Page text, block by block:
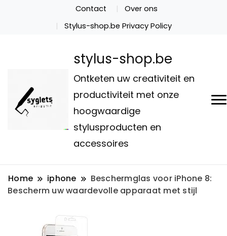
Contact
Over ons
Stylus-shop.be Privacy Policy
stylus-shop.be
Ontketen uw creativiteit en
productiviteit met onze
hoogwaardige
stylusproducten en
accessoires
Home iphone
Beschermglas voor iPhone 8:
Bescherm uw waardevolle apparaat met stijl